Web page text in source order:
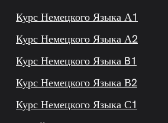
Курс Немецкого Языка А1
Курс Немецкого Языка А2
Курс Немецкого Языка B1
Курс Немецкого Языка В2
Курс Немецкого Языка С1